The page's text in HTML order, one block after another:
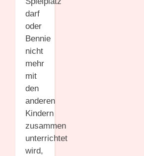
darf
oder
Bennie
nicht
mehr
mit
den
anderen
Kindern
zusammen
unterrichtet
wird,